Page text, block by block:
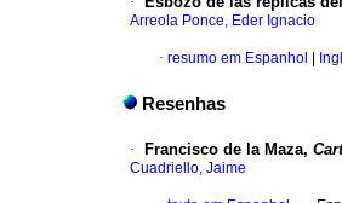
Arreola Ponce, Eder Ignacio
· resumo em Espanhol
Resenhas
· Francisco de la Maza,
Cuadriello, Jaime